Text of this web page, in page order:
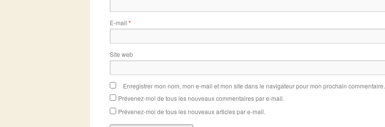
E-mail *
Site web
Enregistrer mon nom, mon e-mail et mon site dans le navigateur pour mon prochain commentaire.
Prévenez-moi de tous les nouveaux commentaires par e-mail.
Prévenez-moi de tous les nouveaux articles par e-mail.